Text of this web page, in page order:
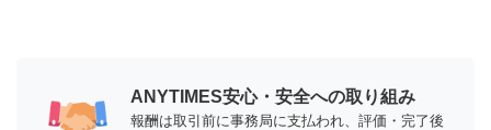
ANYTIMES安心・安全への取り組み
報酬は取引前に事務局に支払われ、評価・完了後